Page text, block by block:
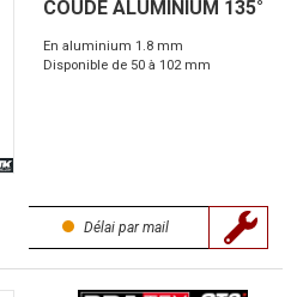
COUDE ALUMINIUM 135°
En aluminium 1.8 mm
Disponible de 50 à 102 mm
Délai par mail